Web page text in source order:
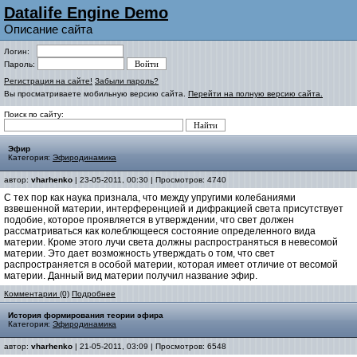
Datalife Engine Demo
Описание сайта
Логин:
Пароль:
Регистрация на сайте! Забыли пароль?
Вы просматриваете мобильную версию сайта. Перейти на полную версию сайта.
Поиск по сайту:
Эфир
Категория: Эфиродинамика
автор: vharhenko | 23-05-2011, 00:30 | Просмотров: 4740
С тех пор как наука признала, что между упругими колебаниями
взвешенной материи, интерференцией и дифракцией света присутствует
подобие, которое проявляется в утверждении, что свет должен
рассматриваться как колеблющееся состояние определенного вида
материи. Кроме этого лучи света должны распространяться в невесомой
материи. Это дает возможность утверждать о том, что свет
распространяется в особой материи, которая имеет отличие от весомой
материи. Данный вид материи получил название эфир.
Комментарии (0) Подробнее
История формирования теории эфира
Категория: Эфиродинамика
автор: vharhenko | 21-05-2011, 03:09 | Просмотров: 6548